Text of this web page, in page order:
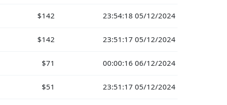
$142 23:54:18 05/12/2024
$142 23:51:17 05/12/2024
$71 00:00:16 06/12/2024
$51 23:51:17 05/12/2024